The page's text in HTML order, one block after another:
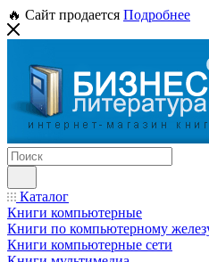
🔥 Сайт продается Подробнее
Каталог
Книги компьютерные
Книги по компьютерному
Книги компьютерные сети